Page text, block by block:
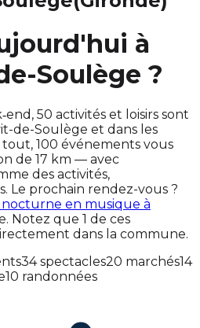
à
Soulège ?
50 activités et loisirs sont
de-Soulège et dans les
100 événements vous
de 17 km — avec
des activités,
Le prochain rendez-vous ?
en musique à
Notez que 1 de ces
dans la commune.
34 spectacles20 marchés14
10 randonnées